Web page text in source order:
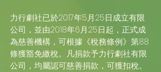
力行劇社已於2017年5月25日成立有限
公司，並由2018年6月25日起，正式成
為慈善機構，可根據《稅務條例》第88
條獲豁免繳稅。凡捐款予力行劇社有限
公司，均屬認可慈善捐款，可獲扣稅。